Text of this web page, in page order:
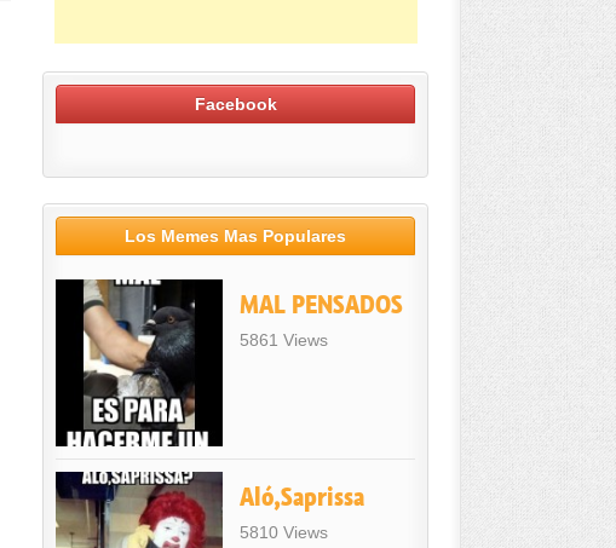
Facebook
Los Memes Mas Populares
MAL PENSADOS
5861 Views
Aló,Saprissa
5810 Views